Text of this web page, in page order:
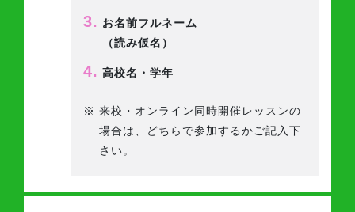
3. お名前フルネーム
（読み仮名）
4. 高校名・学年
※ 来校・オンライン同時開催レッスンの
場合は、どちらで参加するかご記入下
さい。